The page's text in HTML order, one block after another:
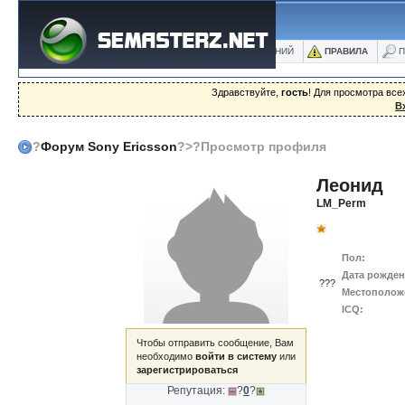
ФОРУМ БЛОГИ ФОТО БАЗА ЗНАНИЙ ПРАВИЛА
Здравствуйте, гость! Для просмотра
?Форум Sony Ericsson?>?Просмотр профиля
Чтобы отправить сообщение, Вам
необходимо войти в систему или
зарегистрироваться
Репутация: ?0?
Леонид
LM_Perm
???
Пол:
Дата
ICQ: